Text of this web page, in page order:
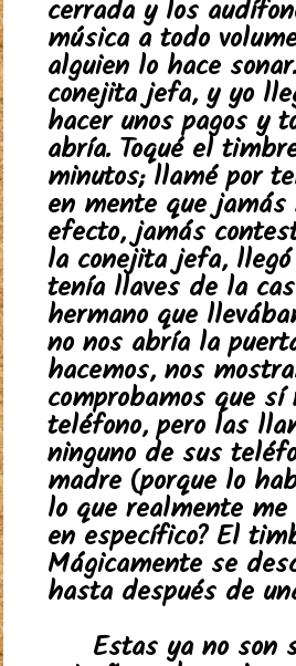
cerrada y los
música a todo
alguien lo hace
conejita jefa, y yo
hacer unos pagos y
abría. Toqué el
minutos; llamé por
en mente que
efecto, jamás
la conejita jefa,
tenía llaves de la
hermano que
no nos abría la
hacemos, nos
comprobamos que
teléfono, pero las
ninguno de sus
madre (porque lo
lo que realmente
en específico? El
Mágicamente se
hasta después de
Estas ya no son